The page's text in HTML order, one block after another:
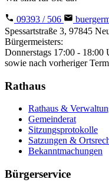
09393 / 506
Spessartstraße 3, 97845
Bürgermeisters:
Donnerstags 17:00 - 18:00
sowie nach vorheriger
Rathaus
Rathaus &
Gemeinderat
Sitzungsprotokolle
Satzungen &
Bekanntmachungen
Bürgerservice